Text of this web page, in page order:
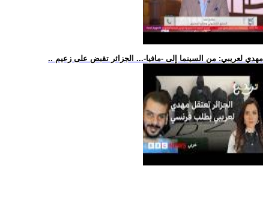
.. مهدي لعريبي: من السينما إلى -مافيا-... الجزائر تقبض على زعيم